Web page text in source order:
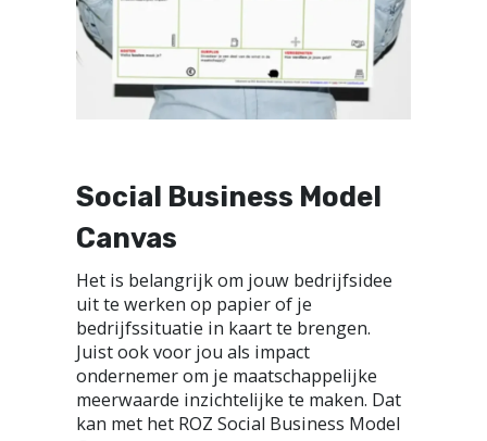
Social Business Model
Canvas
Het is belangrijk om jouw bedrijfsidee
uit te werken op papier of je
bedrijfssituatie in kaart te brengen.
Juist ook voor jou als impact
ondernemer om je maatschappelijke
meerwaarde inzichtelijke te maken. Dat
kan met het ROZ Social Business Model